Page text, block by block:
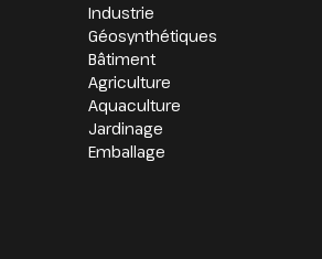
Industrie
Géosynthétiques
Bâtiment
Agriculture
Aquaculture
Jardinage
Emballage